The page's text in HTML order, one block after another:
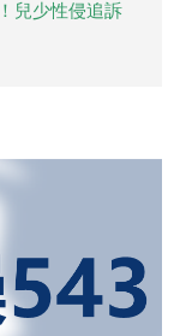
兒少性侵追訴